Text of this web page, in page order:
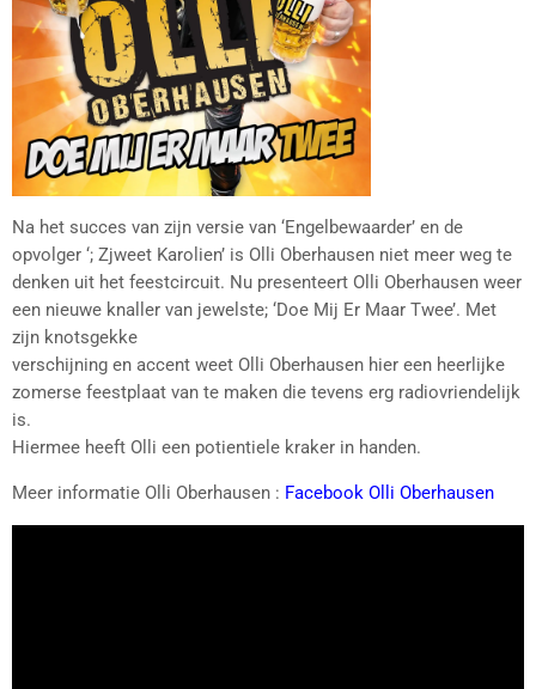
Na het succes van zijn versie van ‘Engelbewaarder’ en de
opvolger ‘; Zjweet Karolien’ is Olli Oberhausen niet meer weg te
denken uit het feestcircuit. Nu presenteert Olli Oberhausen weer
een nieuwe knaller van jewelste; ‘Doe Mij Er Maar Twee’. Met
zijn knotsgekke
verschijning en accent weet Olli Oberhausen hier een heerlijke
zomerse feestplaat van te maken die tevens erg radiovriendelijk
is.
Hiermee heeft Olli een potientiele kraker in handen.
Meer informatie Olli Oberhausen : Facebook Olli Oberhausen